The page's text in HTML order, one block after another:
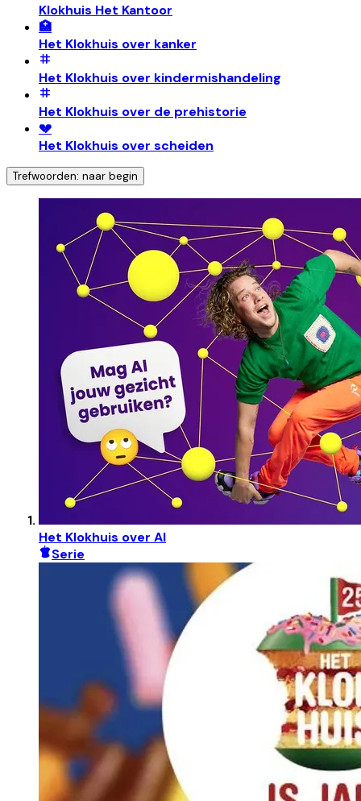
Klokhuis Het Kantoor
🏥
Het Klokhuis over kanker
Het Klokhuis over kindermishandeling
Het Klokhuis over de prehistorie
💔
Het Klokhuis over scheiden
Trefwoorden: naar begin
Het Klokhuis over AI
Serie